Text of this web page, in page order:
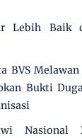
Lebih Baik
BVS
Bukti
Nasional